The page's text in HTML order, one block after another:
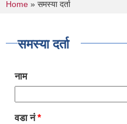
You are here
Home » समस्या दर्ता
समस्या दर्ता
नाम
वडा नं*